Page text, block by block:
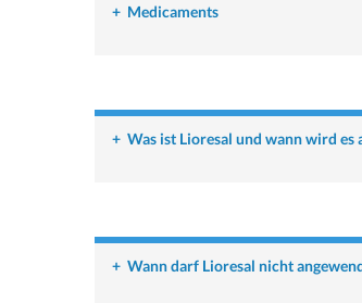
+ Medicaments
+ Was ist Lioresal und wann wird es
+ Wann darf Lioresal nicht